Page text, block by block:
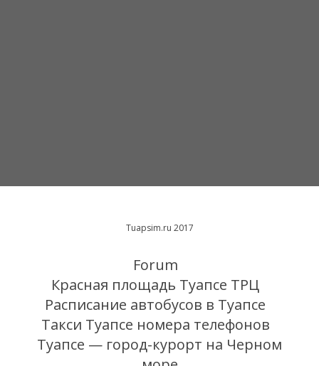
Tuapsim.ru 2017
Forum
Красная площадь Туапсе ТРЦ
Расписание автобусов в Туапсе
Такси Туапсе номера телефонов
Туапсе — город-курорт на Черном